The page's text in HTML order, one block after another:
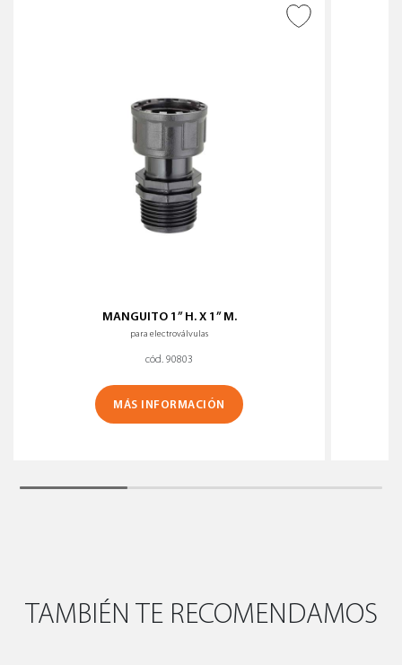
MANGUITO 1” H. X 1” M.
para electroválvulas
cód. 90803
MÁS INFORMACIÓN
TAMBIÉN TE RECOMENDAMOS